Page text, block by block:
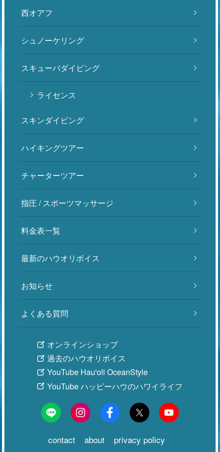
西オアフ
シュノーケリング
スキューバダイビング
ライセンス
スキンダイビング
ハイキングツアー
チャーターツアー
指圧 / スポーツマッサージ
料金表一覧
最新のハウオリボイス
お知らせ
よくある質問
オンラインショップ
過去のハウオリボイス
YouTube Hau'oli OceanStyle
YouTube ハッピーハウのハワイライフ
contact about privacy policy